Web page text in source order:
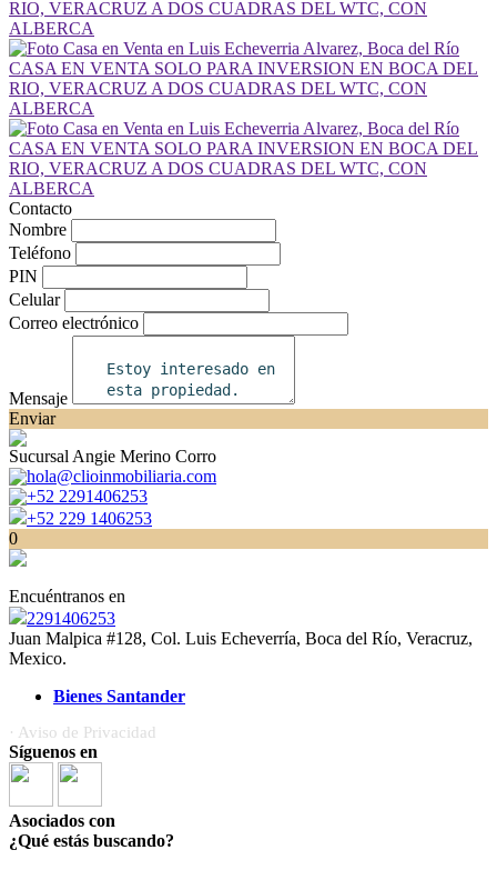
Contacto
Nombre
Teléfono
PIN
Celular
Correo electrónico
Mensaje
Enviar
Sucursal Angie Merino Corro
hola@clioinmobiliaria.com
+52 2291406253
+52 229 1406253
0
Encuéntranos en
2291406253
Juan Malpica #128, Col. Luis Echeverría, Boca del Río, Veracruz,
Mexico.
Bienes Santander
· Aviso de Privacidad
Síguenos en
Asociados con
¿Qué estás buscando?